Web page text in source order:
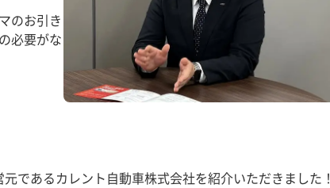
のお引き
必要がな
であるカレント自動車株式会社を紹介いただきました！